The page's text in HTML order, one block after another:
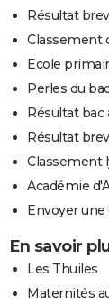
Résultat
Classement
Ecole
Perles du
Résultat bac
Résultat
Classement
Académie
Envoyer
En savoir
Les Thuiles
Maternités